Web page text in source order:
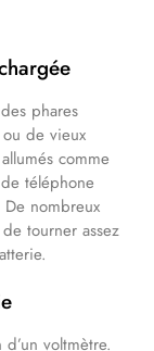
phares
ou de vieux
comme
téléphone
nombreux
tourner assez
voltmètre.